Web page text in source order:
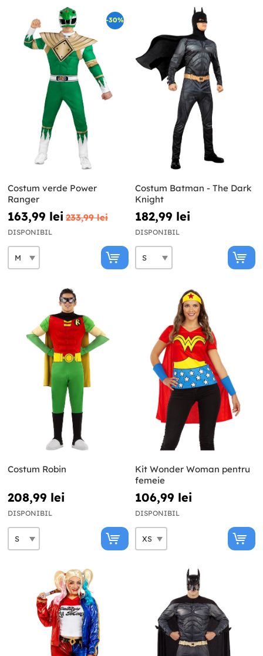
-30%
Costum verde Power
Ranger
163,99 lei 233,99 lei
DISPONIBIL
Costum Batman - The Dark
Knight
182,99 lei
DISPONIBIL
Costum Robin
208,99 lei
DISPONIBIL
Kit Wonder Woman pentru
femeie
106,99 lei
DISPONIBIL